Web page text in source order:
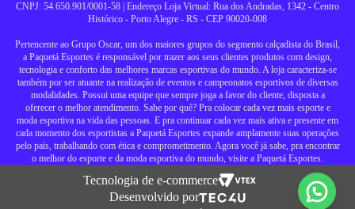
CNPJ: 54.650.901/0001-58 | Endereço Loja Virtual: Rua dos Andradas, 1342 - Centro
Histórico - Porto Alegre - RS - CEP 90020-008
Pertencente ao Grupo Oscar, um dos maiores grupos do segmento calçadista do Brasil,
a Paquetá Esportes é responsável por trazer aos seus clientes produtos com design,
tecnologia e conforto das melhores marcas esportivas do mundo. A loja caracteriza-se
também por ser atuante na realização de eventos e campeonatos esportivos de diversas
modalidades. Possui uma equipe que sempre joga a favor do cliente, disposta a
oferecer o melhor atendimento. Sabe por quê? Pra colocar cada vez mais esporte e
moda esportiva na vida das pessoas. E pra continuar cada vez mais ativa e presente em
cada momento dos esportistas a Paquetá Esportes expande amplamente suas operações
pelo país, trabalhando com ética e comprometimento. Agora você já sabe, pra encontrar
o melhor do esporte e da moda esportiva do mundo, visite a Paquetá Esportes.
Tecnologia de e-commerce
Desenvolvido por